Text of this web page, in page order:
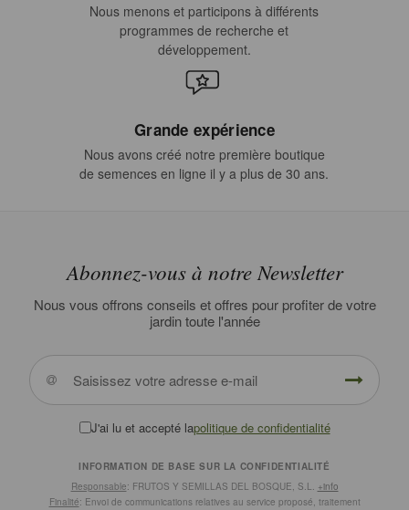
Nous menons et participons à différents
programmes de recherche et
développement.
Grande expérience
Nous avons créé notre première boutique
de semences en ligne il y a plus de 30 ans.
Abonnez-vous à notre Newsletter
Nous vous offrons conseils et offres pour profiter de votre
jardin toute l'année
J'ai lu et accepté lapolitique de confidentialité
INFORMATION DE BASE SUR LA CONFIDENTIALITÉ
Responsable: FRUTOS Y SEMILLAS DEL BOSQUE, S.L. +info
Finalité: Envoi de communications relatives au service proposé, traitement